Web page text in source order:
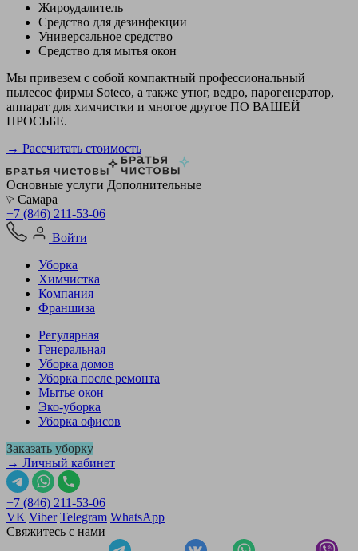
Жироудалитель
Средство для дезинфекции
Универсальное средство
Средство для мытья окон
Мы привезем с собой компактный профессиональный
пылесос фирмы Soteco, а также утюг, ведро, парогенератор,
аппарат для химчистки и многое другое ПО ВАШЕЙ
ПРОСЬБЕ.
→ Рассчитать стоимость
Основные услуги Дополнительные
Самара
+7 (846) 211-53-06
Войти
Уборка
Химчистка
Компания
Франшиза
Регулярная
Генеральная
Уборка домов
Уборка после ремонта
Мытье окон
Эко-уборка
Уборка офисов
Заказать уборку
→ Личный кабинет
+7 (846) 211-53-06
VK Viber Telegram WhatsApp
Свяжитесь с нами